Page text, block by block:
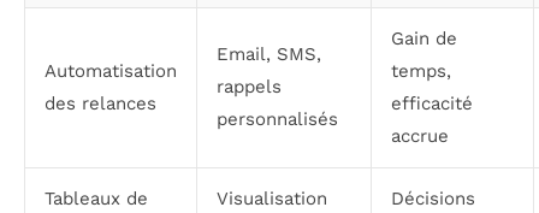
Automatisation
des relances
Email, SMS,
rappels
personnalisés
Gain de
temps,
efficacité
accrue
Tableaux de
Visualisation
Décisions